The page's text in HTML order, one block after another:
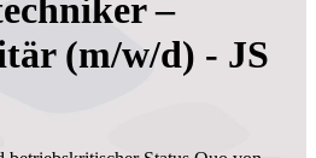
–
(m/w/d) - JS